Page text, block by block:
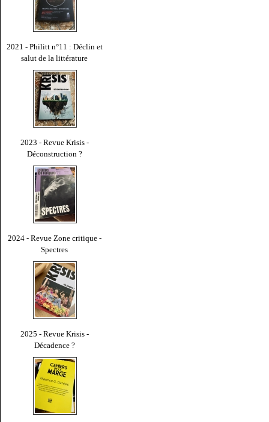
2021 - Philitt n°11 : Déclin et
salut de la littérature
2023 - Revue Krisis -
Déconstruction ?
2024 - Revue Zone critique -
Spectres
2025 - Revue Krisis -
Décadence ?